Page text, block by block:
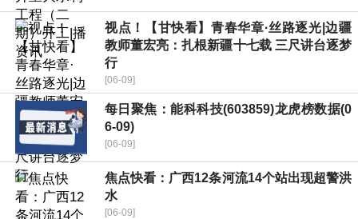
视点！【甘快看】青春华章·丝路逐光|边疆
教师董宏亮：扎根新疆十七载 三尺讲台逐梦
行
[06-09]
每日聚焦：能科科技(603859)龙虎榜数据(0
6-09)
[06-09]
焦点快看：广西12条河流14个站出现超警洪
水
[06-09]